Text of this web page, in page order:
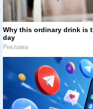
Why this ordinary drink is
day
Реклама